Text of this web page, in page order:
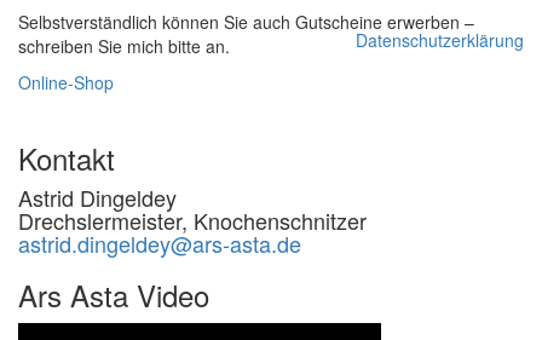
Selbstverständlich können Sie auch Gutscheine erwerben –
schreiben Sie mich bitte an.
Datenschutzerklärung
Online-Shop
Kontakt
Astrid Dingeldey
Drechslermeister, Knochenschnitzer
astrid.dingeldey@ars-asta.de
Ars Asta Video